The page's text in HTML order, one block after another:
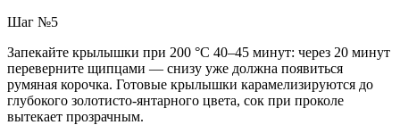
Шаг №5
Запекайте крылышки при 200 °C 40–45 минут: через 20 минут
переверните щипцами — снизу уже должна появиться
румяная корочка. Готовые крылышки карамелизируются до
глубокого золотисто-янтарного цвета, сок при проколе
вытекает прозрачным.